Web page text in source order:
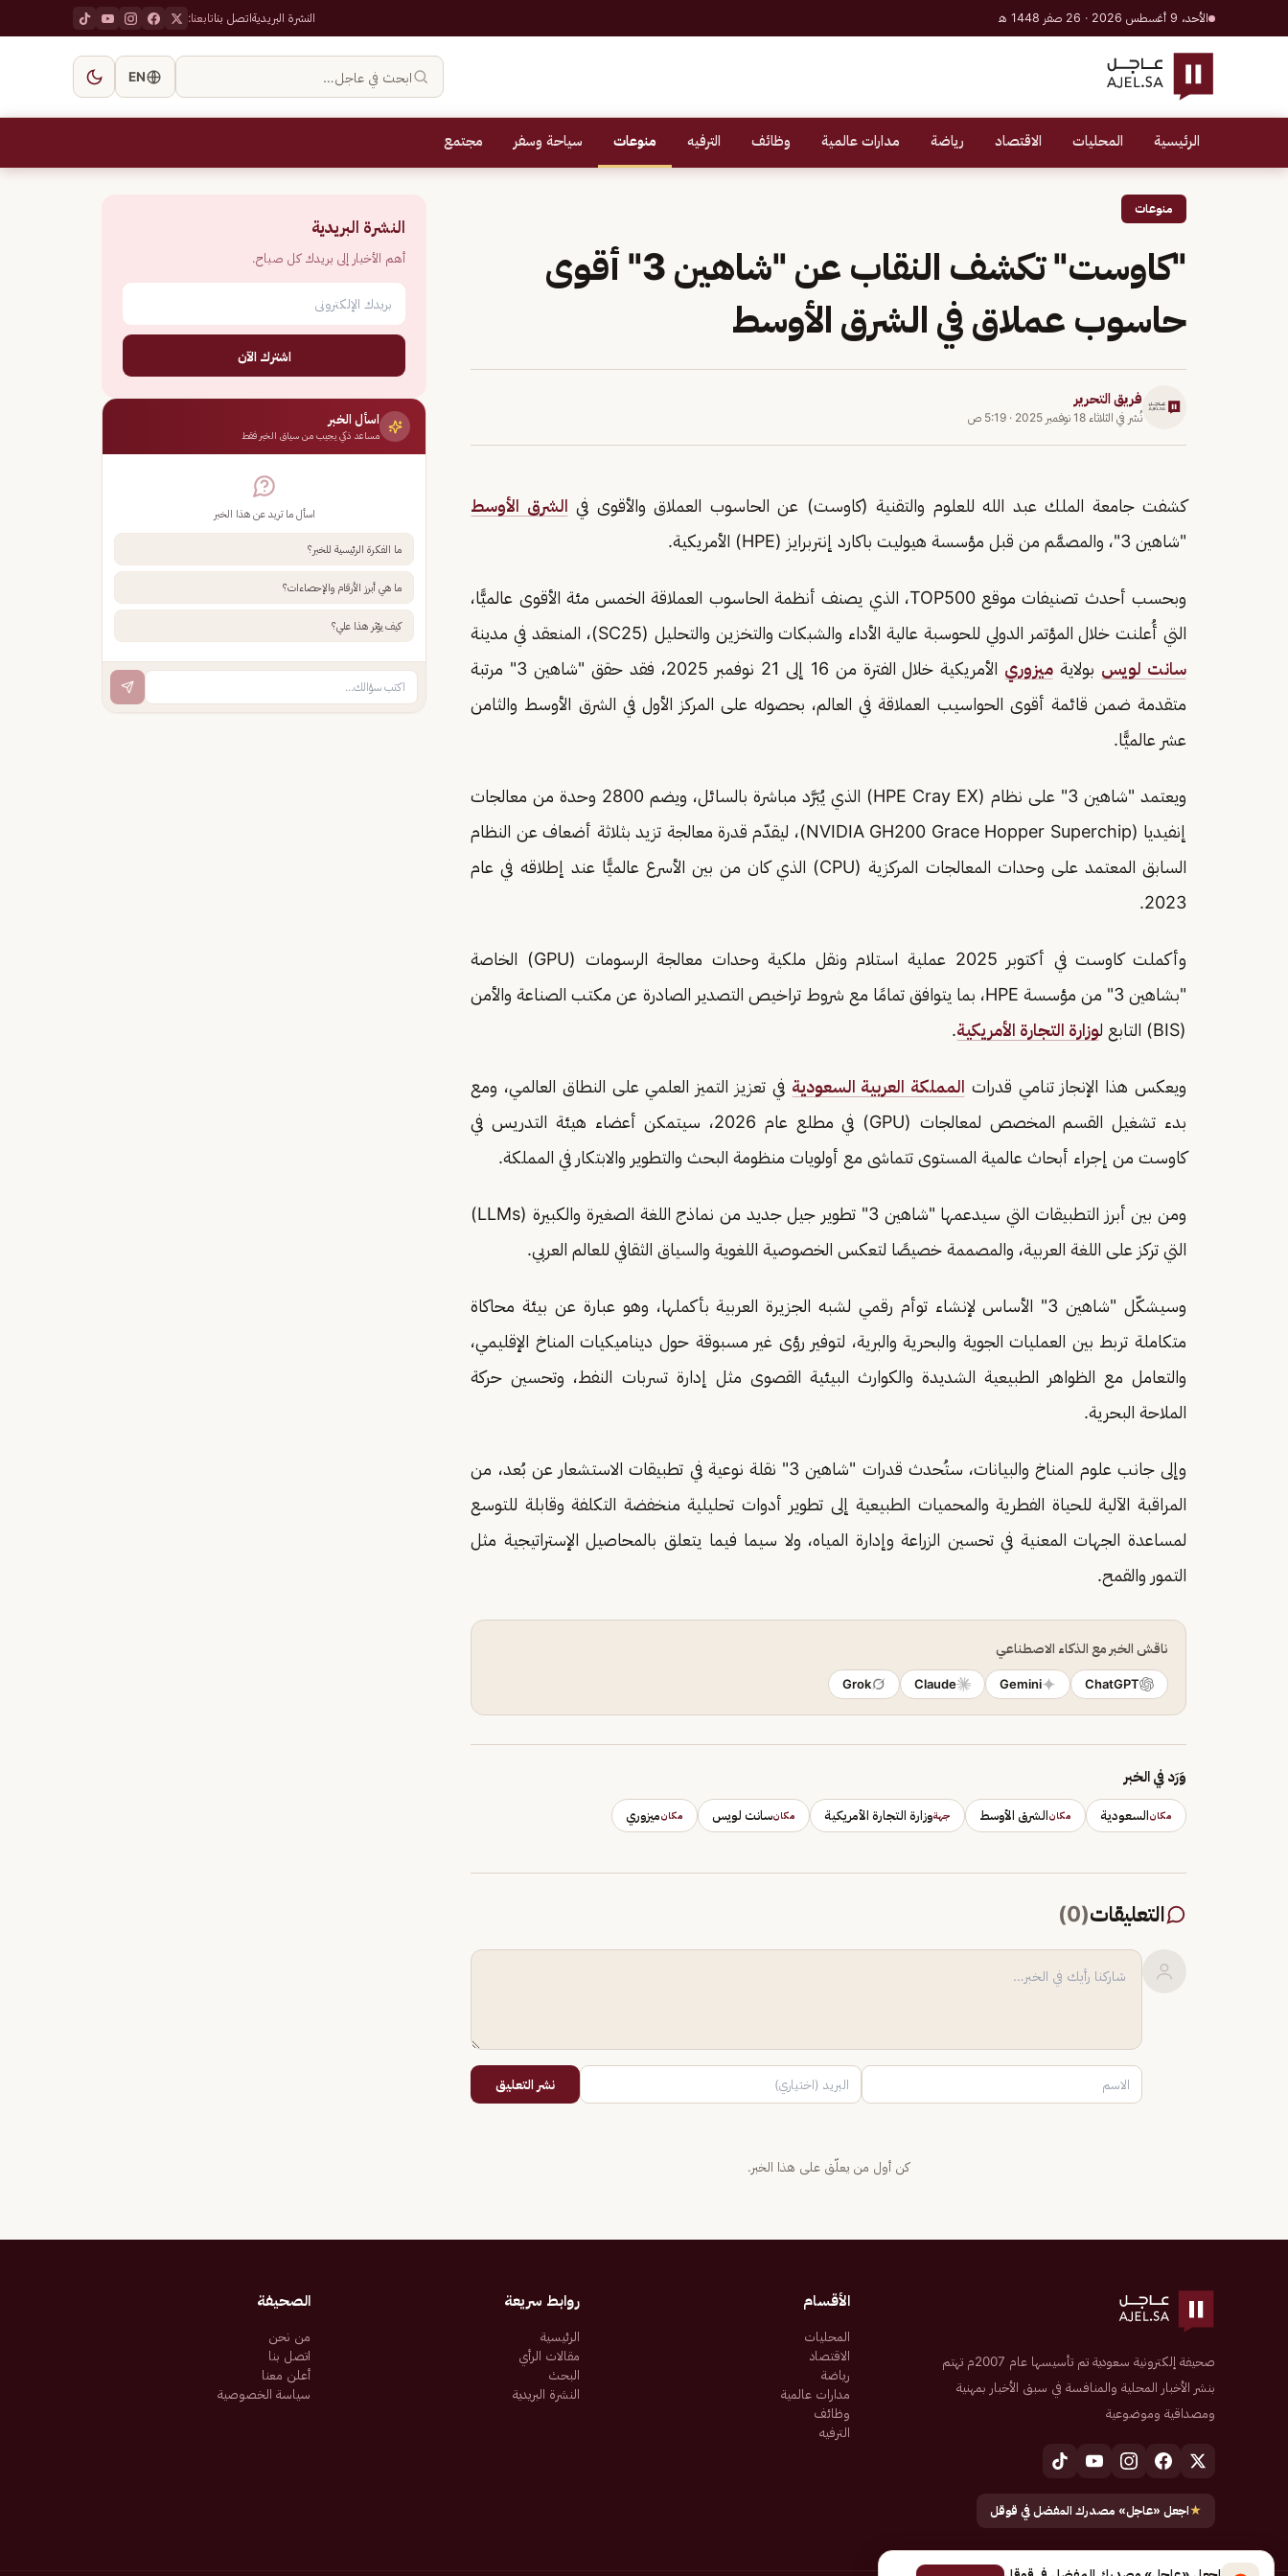
الأحد، 9 أغسطس 2026 · 26 صفر 1448 هـ النشرة البريديةاتصل بناتابعنا:
ابحث في عاجل… EN
الرئيسية المحليات الاقتصاد رياضة مدارات عالمية وظائف الترفيه منوعات سياحة وسفر مجتمع
منوعات
"كاوست" تكشف النقاب عن "شاهين 3" أقوى
حاسوب عملاق في الشرق الأوسط
فريق التحرير
نُشر في الثلاثاء 18 نوفمبر 2025 · 5:19 ص
كشفت جامعة الملك عبد الله للعلوم والتقنية (كاوست) عن الحاسوب العملاق والأقوى في الشرق الأوسط
"شاهين 3"، والمصمَّم من قبل مؤسسة هيوليت باكارد إنتربرايز (HPE) الأمريكية.
وبحسب أحدث تصنيفات موقع TOP500، الذي يصنف أنظمة الحاسوب العملاقة الخمس مئة الأقوى عالميًّا،
التي أُعلنت خلال المؤتمر الدولي للحوسبة عالية الأداء والشبكات والتخزين والتحليل (SC25)، المنعقد في مدينة
سانت لويس بولاية ميزوري
الأمريكية خلال الفترة من 16 إلى 21 نوفمبر 2025، فقد حقق "شاهين 3" مرتبة
متقدمة ضمن قائمة أقوى الحواسيب العملاقة في العالم، بحصوله على المركز الأول في الشرق الأوسط والثامن
عشر عالميًّا.
ويعتمد "شاهين 3" على نظام (HPE Cray EX) الذي يُبَرَّد مباشرة بالسائل، ويضم 2800 وحدة من معالجات
إنفيديا (NVIDIA GH200 Grace Hopper Superchip)، ليقدّم قدرة معالجة تزيد بثلاثة أضعاف عن النظام
السابق المعتمد على وحدات المعالجات المركزية (CPU) الذي كان من بين الأسرع عالميًّا عند إطلاقه في عام
2023.
وأكملت كاوست في أكتوبر 2025 عملية استلام ونقل ملكية وحدات معالجة الرسومات (GPU) الخاصة
"بشاهين 3" من مؤسسة HPE، بما يتوافق تمامًا مع شروط تراخيص التصدير الصادرة عن مكتب الصناعة والأمن
(BIS) التابع ل
وزارة التجارة الأمريكية.
ويعكس هذا الإنجاز تنامي قدرات المملكة العربية السعودية في تعزيز التميز العلمي على النطاق العالمي، ومع
بدء تشغيل القسم المخصص لمعالجات (GPU) في مطلع عام 2026، سيتمكن أعضاء هيئة التدريس في
كاوست من إجراء أبحاث عالمية المستوى تتماشى مع أولويات منظومة البحث والتطوير والابتكار في المملكة.
ومن بين أبرز التطبيقات التي سيدعمها "شاهين 3" تطوير جيل جديد من نماذج اللغة الصغيرة والكبيرة (LLMs)
التي تركز على اللغة العربية، والمصممة خصيصًا لتعكس الخصوصية اللغوية والسياق الثقافي للعالم العربي.
وسيشكّل "شاهين 3" الأساس لإنشاء توأم رقمي لشبه الجزيرة العربية بأكملها، وهو عبارة عن بيئة محاكاة
متكاملة تربط بين العمليات الجوية والبحرية والبرية، لتوفير رؤى غير مسبوقة حول ديناميكيات المناخ الإقليمي،
والتعامل مع الظواهر الطبيعية الشديدة والكوارث البيئية القصوى مثل إدارة تسربات النفط، وتحسين حركة
الملاحة البحرية.
وإلى جانب علوم المناخ والبيانات، ستُحدث قدرات "شاهين 3" نقلة نوعية في تطبيقات الاستشعار عن بُعد، من
المراقبة الآلية للحياة الفطرية والمحميات الطبيعية إلى تطوير أدوات تحليلية منخفضة التكلفة وقابلة للتوسع
لمساعدة الجهات المعنية في تحسين الزراعة وإدارة المياه، ولا سيما فيما يتعلق بالمحاصيل الإستراتيجية مثل
التمور والقمح.
ناقش الخبر مع الذكاء الاصطناعي
ChatGPT
Gemini
Claude
Grok
وَرَد في الخبر
مكانالسعودية مكانالشرق الأوسط جهةوزارة التجارة الأمريكية مكانسانت لويس مكانميزوري
التعليقات(
0
)
نشر التعليق
كن أول من يعلّق على هذا الخبر.
النشرة البريدية
أهم الأخبار إلى بريدك كل صباح.
اشترك الآن
اسأل الخبر
مساعد ذكي يجيب من سياق الخبر فقط
اسأل ما تريد عن هذا الخبر
ما الفكرة الرئيسية للخبر؟
ما هي أبرز الأرقام والإحصاءات؟
كيف يؤثر هذا علي؟
صحيفة إلكترونية سعودية تم تأسيسها عام 2007م تهتم
بنشر الأخبار المحلية والمنافسة في سبق الأخبار بمهنية
ومصداقية وموضوعية
★اجعل «عاجل» مصدرك المفضل في قوقل
الأقسام
المحليات
الاقتصاد
رياضة
مدارات عالمية
وظائف
الترفيه
روابط سريعة
الرئيسية
مقالات الرأي
البحث
النشرة البريدية
الصحيفة
من نحن
اتصل بنا
أعلن معنا
سياسة الخصوصية